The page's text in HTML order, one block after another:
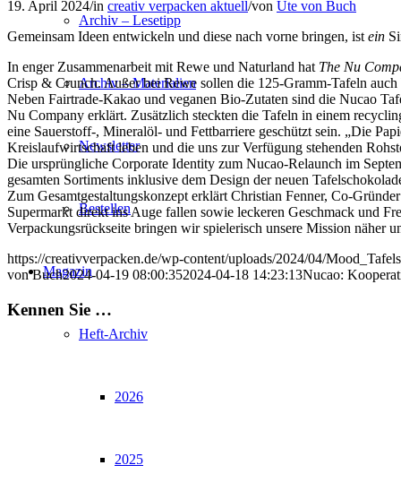
Archiv – Lesetipp
Archiv – Materialien
Newsletter
Bestellen
Magazin
Heft-Archiv
2026
2025
19. April 2024/in creativ verpacken aktuell/von Ute von Buch
Gemeinsam Ideen entwickeln und diese nach vorne bringen, ist ein
In enger Zusammenarbeit mit Rewe und Naturland hat The Nu
Crisp & Crunch. Außer bei Rewe sollen die 125-Gramm-Tafeln
Neben Fairtrade-Kakao und veganen Bio-Zutaten sind die Nucao
Nu Company erklärt. Zusätzlich steckten die Tafeln in einem
eine Sauerstoff-, Mineralöl- und Fettbarriere geschützt sein. „Die
Kreislaufwirtschaft leben und die uns zur Verfügung stehenden
Die ursprüngliche Corporate Identity zum Nucao-Relaunch im
gesamten Sortiments inklusive dem Design der neuen
Zum Gesamtgestaltungskonzept erklärt Christian Fenner, Co-
Supermarkt direkt ins Auge fallen sowie leckeren Geschmack und
Verpackungsrückseite bringen wir spielerisch unsere Mission näher
https://creativverpacken.de/wp-content/uploads/2024/04/
von Buch2024-04-19 08:00:352024-04-18 14:23:13Nucao:
Kennen Sie …